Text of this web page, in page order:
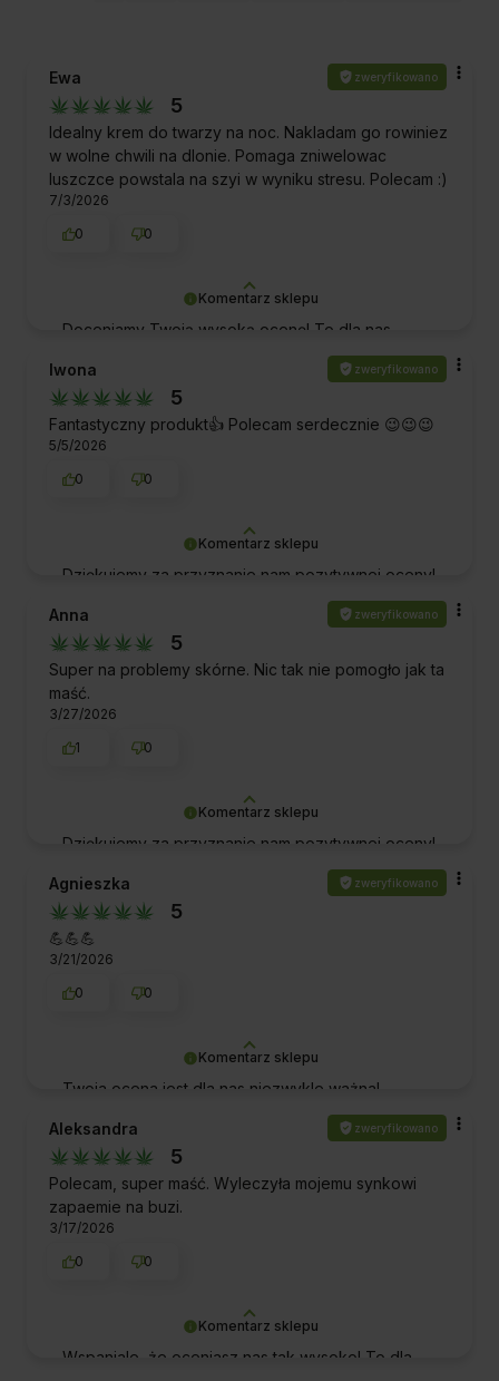
Komentarz sklepu
Doceniamy Twoją wysoką ocenę! To dla nas
ogromna motywacja do kontynuowania naszej
misji - dostarczania najlepszych produktów, które
wspierają zdrowie. Pozdrawiamy!
Ewa zweryfikowano
5
Idealny krem do twarzy na noc. Nakladam go rowiniez
w wolne chwili na dlonie. Pomaga zniwelowac
luszczce powstala na szyi w wyniku stresu. Polecam :)
7/3/2026
0
0
Komentarz sklepu
Dziękujemy za przyznanie nam pozytywnej oceny!
To dla nas ogromne wyróżnienie i motywacja do
dalszej doskonałej obsługi. Pozdrawiamy!
Iwona zweryfikowano
5
Fantastyczny produkt👍 Polecam serdecznie 😉😉😉
5/5/2026
0
0
Komentarz sklepu
Dziękujemy za przyznanie nam pozytywnej oceny!
To dla nas ogromne wyróżnienie i motywacja do
dalszej doskonałej obsługi. Pozdrawiamy!
Anna zweryfikowano
5
Super na problemy skórne. Nic tak nie pomogło jak ta
maść.
3/27/2026
1
0
Komentarz sklepu
Twoja ocena jest dla nas niezwykle ważna!
Dziękujemy Ci za docenienie naszych produktów i
zaufanie, jakim zostaliśmy przez Ciebie obdarzeni.
Pozdrawiamy!
Agnieszka zweryfikowano
5
💪💪💪
3/21/2026
0
0
Komentarz sklepu
Wspaniale, że oceniasz nas tak wysoko! To dla
Aleksandra zweryfikowano
5
Polecam, super maść. Wyleczyła mojemu synkowi
zapaemie na buzi.
3/17/2026
0
0